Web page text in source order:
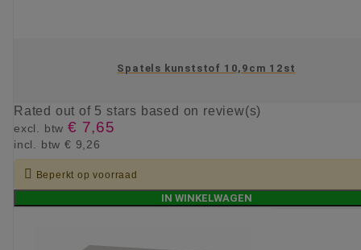
Spatels kunststof 10,9cm 12st
Rated out of 5 stars based on review(s)
excl. btw € 7,65
incl. btw € 9,26
 Beperkt op voorraad
IN WINKELWAGEN